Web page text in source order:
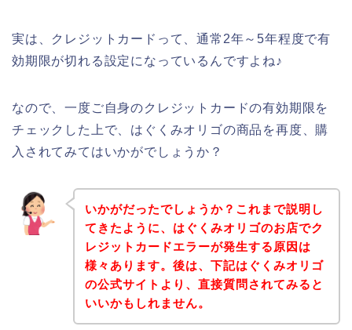
実は、クレジットカードって、通常2年～5年程度で有
効期限が切れる設定になっているんですよね♪
なので、一度ご自身のクレジットカードの有効期限を
チェックした上で、はぐくみオリゴの商品を再度、購
入されてみてはいかがでしょうか？
いかがだったでしょうか？これまで説明し
てきたように、はぐくみオリゴのお店でク
レジットカードエラーが発生する原因は
様々あります。後は、下記はぐくみオリゴ
の公式サイトより、直接質問されてみると
いいかもしれません。